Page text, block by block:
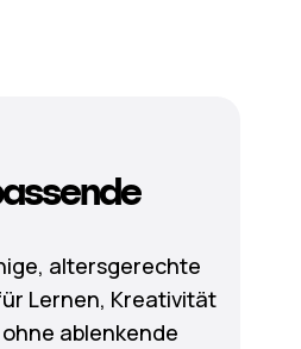
altersgerechte
Lernen, Kreativität
ablenkende